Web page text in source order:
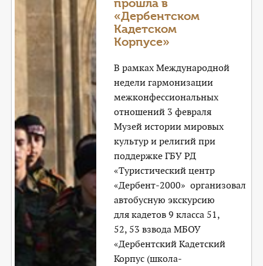
прошла в
«Дербентском
Кадетском
Корпусе»
В рамках Международной
недели гармонизации
межконфессиональных
отношений 3 февраля
Музей истории мировых
культур и религий при
поддержке ГБУ РД
«Туристический центр
«Дербент-2000» организовал
автобусную экскурсию
для кадетов 9 класса 51,
52, 53 взвода МБОУ
«Дербентский Кадетский
Корпус (школа-